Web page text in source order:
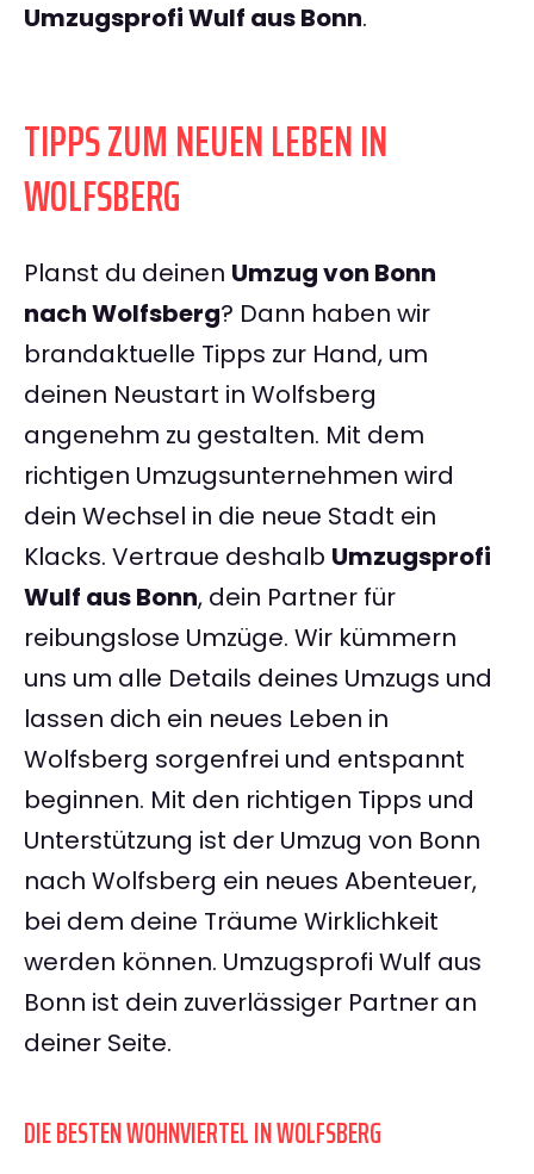
Umzugsprofi Wulf aus Bonn.
TIPPS ZUM NEUEN LEBEN IN
WOLFSBERG
Planst du deinen Umzug von Bonn
nach Wolfsberg? Dann haben wir
brandaktuelle Tipps zur Hand, um
deinen Neustart in Wolfsberg
angenehm zu gestalten. Mit dem
richtigen Umzugsunternehmen wird
dein Wechsel in die neue Stadt ein
Klacks. Vertraue deshalb Umzugsprofi
Wulf aus Bonn, dein Partner für
reibungslose Umzüge. Wir kümmern
uns um alle Details deines Umzugs und
lassen dich ein neues Leben in
Wolfsberg sorgenfrei und entspannt
beginnen. Mit den richtigen Tipps und
Unterstützung ist der Umzug von Bonn
nach Wolfsberg ein neues Abenteuer,
bei dem deine Träume Wirklichkeit
werden können. Umzugsprofi Wulf aus
Bonn ist dein zuverlässiger Partner an
deiner Seite.
DIE BESTEN WOHNVIERTEL IN WOLFSBERG